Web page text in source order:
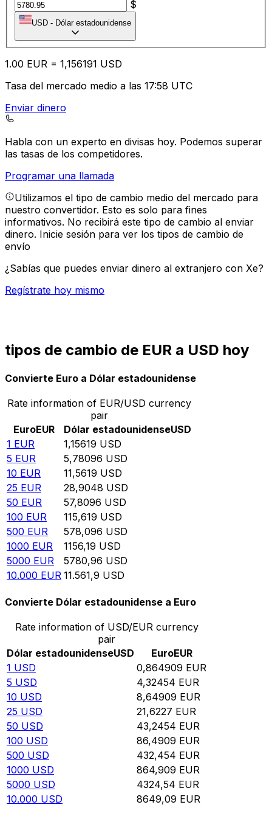
$
USD - Dólar estadounidense
1.00 EUR = 1,156191 USD
Tasa del mercado medio a las 17:58 UTC
Enviar dinero
Habla con un experto en divisas hoy. Podemos superar
las tasas de los competidores.
Programar una llamada
Utilizamos el tipo de cambio medio del mercado para
nuestro convertidor. Esto es solo para fines
informativos. No recibirá este tipo de cambio al enviar
dinero. Inicie sesión para ver los tipos de cambio de
envío
¿Sabías que puedes enviar dinero al extranjero con Xe?
Regístrate hoy mismo
tipos de cambio de EUR a USD hoy
Convierte Euro a Dólar estadounidense
Rate information of EUR/USD currency
pair
EuroEUR Dólar estadounidenseUSD
1 EUR 1,15619 USD
5 EUR 5,78096 USD
10 EUR 11,5619 USD
25 EUR 28,9048 USD
50 EUR 57,8096 USD
100 EUR 115,619 USD
500 EUR 578,096 USD
1000 EUR 1156,19 USD
5000 EUR 5780,96 USD
10.000 EUR 11.561,9 USD
Convierte Dólar estadounidense a Euro
Rate information of USD/EUR currency
pair
Dólar estadounidenseUSD EuroEUR
1 USD 0,864909 EUR
5 USD 4,32454 EUR
10 USD 8,64909 EUR
25 USD 21,6227 EUR
50 USD 43,2454 EUR
100 USD 86,4909 EUR
500 USD 432,454 EUR
1000 USD 864,909 EUR
5000 USD 4324,54 EUR
10.000 USD 8649,09 EUR